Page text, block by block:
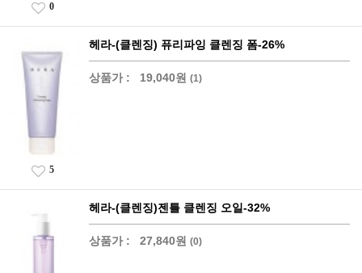
0
헤라-(클렌징) 퓨리파잉 클렌징 폼-26%
상품가 : 19,040원 (1)
5
헤라-(클렌징)젠틀 클렌징 오일-32%
상품가 : 27,840원 (0)